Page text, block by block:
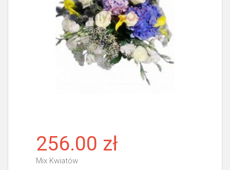
256.00 zł
Mix Kwiatów